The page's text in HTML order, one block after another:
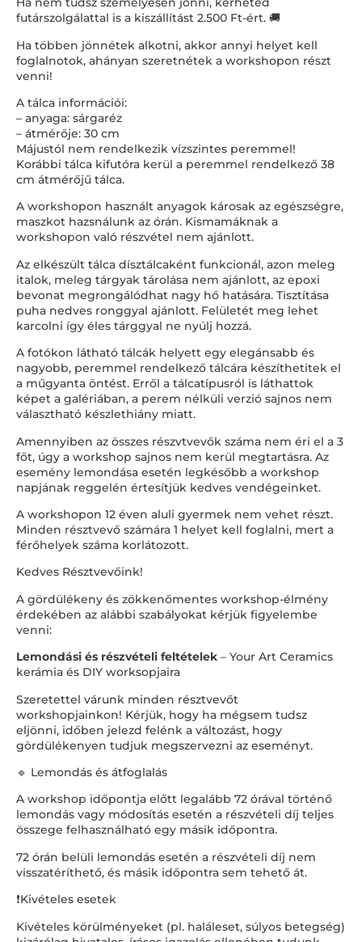
futárszolgálattal is a kiszállítást 2.500 Ft-ért. 🚚
Ha többen jönnétek alkotni, akkor annyi helyet kell
foglalnotok, ahányan szeretnétek a workshopon részt
venni!
A tálca információi:
– anyaga: sárgaréz
– átmérője: 30 cm
Májustól nem rendelkezik vízszintes peremmel!
Korábbi tálca kifutóra kerül a peremmel rendelkező 38
cm átmérőjű tálca.
A workshopon használt anyagok károsak az egészségre,
maszkot hazsnálunk az órán. Kismamáknak a
workshopon való részvétel nem ajánlott.
Az elkészült tálca dísztálcaként funkcionál, azon meleg
italok, meleg tárgyak tárolása nem ajánlott, az epoxi
bevonat megrongálódhat nagy hő hatására. Tisztítása
puha nedves ronggyal ajánlott. Felületét meg lehet
karcolni így éles tárggyal ne nyúlj hozzá.
A fotókon látható tálcák helyett egy elegánsabb és
nagyobb, peremmel rendelkező tálcára készíthetitek el
a műgyanta öntést. Erről a tálcatípusról is láthattok
képet a galériában, a perem nélküli verzió sajnos nem
választható készlethiány miatt.
Amennyiben az összes részvtvevők száma nem éri el a 3
főt, úgy a workshop sajnos nem kerül megtartásra. Az
esemény lemondása esetén legkésőbb a workshop
napjának reggelén értesítjük kedves vendégeinket.
A workshopon 12 éven aluli gyermek nem vehet részt.
Minden résztvevő számára 1 helyet kell foglalni, mert a
férőhelyek száma korlátozott.
Kedves Résztvevőink!
A gördülékeny és zökkenőmentes workshop-élmény
érdekében az alábbi szabályokat kérjük figyelembe
venni:
Lemondási és részvételi feltételek – Your Art Ceramics
kerámia és DIY worksopjaira
Szeretettel várunk minden résztvevőt
workshopjainkon! Kérjük, hogy ha mégsem tudsz
eljönni, időben jelezd felénk a változást, hogy
gördülékenyen tudjuk megszervezni az eseményt.
🔹 Lemondás és átfoglalás
A workshop időpontja előtt legalább 72 órával történő
lemondás vagy módosítás esetén a részvételi díj teljes
összege felhasználható egy másik időpontra.
72 órán belüli lemondás esetén a részvételi díj nem
visszatéríthető, és másik időpontra sem tehető át.
❗Kivételes esetek
Kivételes körülményeket (pl. haláleset, súlyos betegség)